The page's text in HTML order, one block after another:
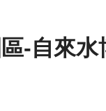
-自來